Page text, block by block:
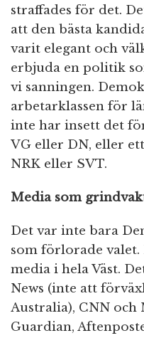
straffades för det.
att den bästa
varit elegant och
erbjuda en politik
vi sanningen.
arbetarklassen för
inte har insett det
VG eller DN, eller
NRK eller SVT.
Media som
Det var inte bara
som förlorade
media i hela Väst.
News (inte att
Australia), CNN och
Guardian,